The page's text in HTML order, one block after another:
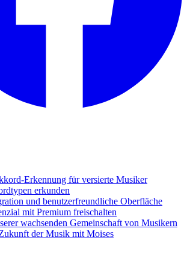
Erkennung für versierte Musiker
erkunden
und benutzerfreundliche Oberfläche
mit Premium freischalten
wachsenden Gemeinschaft von Musikern
der Musik mit Moises